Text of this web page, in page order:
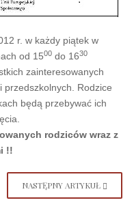
r. w każdy piątek w
od 1500do 1630
zainteresowanych
przedszkolnych. Rodzice
będą przebywać ich
rodziców wraz z
!!
NASTĘPNY ARTYKUŁ